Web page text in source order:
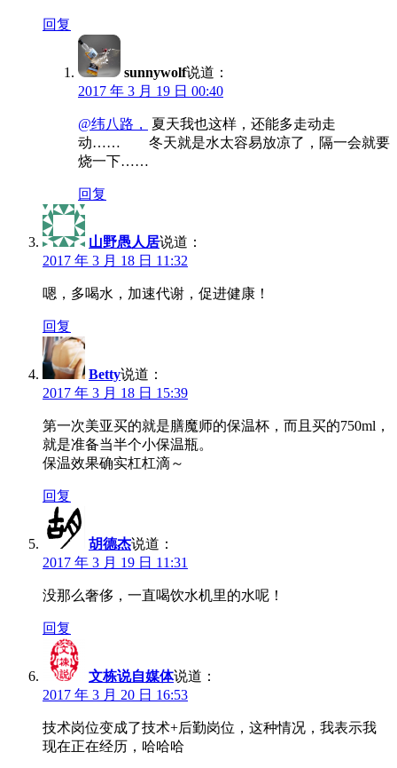
回复
sunnywolf说道：
2017 年 3 月 19 日 00:40
@纬八路，
夏天我也这样，还能多走动走
动…… 冬天就是水太容易放凉了，隔一会就要
烧一下……
回复
山野愚人居说道：
2017 年 3 月 18 日 11:32
嗯，多喝水，加速代谢，促进健康！
回复
Betty说道：
2017 年 3 月 18 日 15:39
第一次美亚买的就是膳魔师的保温杯，而且买的750ml，
就是准备当半个小保温瓶。
保温效果确实杠杠滴～
回复
胡德杰说道：
2017 年 3 月 19 日 11:31
没那么奢侈，一直喝饮水机里的水呢！
回复
文栋说自媒体说道：
2017 年 3 月 20 日 16:53
技术岗位变成了技术+后勤岗位，这种情况，我表示我
现在正在经历，哈哈哈